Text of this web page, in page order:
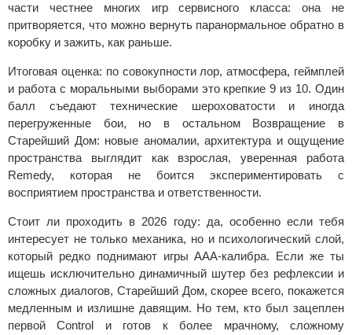
части честнее многих игр сервисного класса: она не
притворяется, что можно вернуть паранормальное обратно в
коробку и зажить, как раньше.
Итоговая оценка: по совокупности лор, атмосфера, геймплей
и работа с моральными выборами это крепкие 9 из 10. Один
балл съедают технические шероховатости и иногда
перегруженные бои, но в остальном Возвращение в
Старейший Дом: новые аномалии, архитектура и ощущение
пространства выглядит как взрослая, уверенная работа
Remedy, которая не боится экспериментировать с
восприятием пространства и ответственности.
Стоит ли проходить в 2026 году: да, особенно если тебя
интересует не только механика, но и психологический слой,
который редко поднимают игры AAA-калибра. Если же ты
ищешь исключительно динамичный шутер без рефлексии и
сложных диалогов, Старейший Дом, скорее всего, покажется
медленным и излишне давящим. Но тем, кто был зацеплен
первой Control и готов к более мрачному, сложному